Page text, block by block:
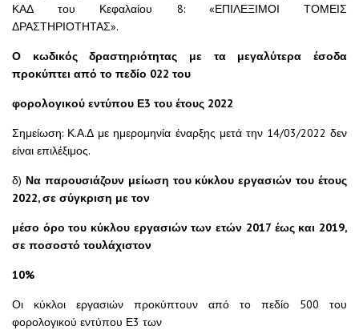
ΚΑΔ του Κεφαλαίου 8: «ΕΠΙΛΕΞΙΜΟΙ ΤΟΜΕΙΣ
ΔΡΑΣΤΗΡΙΟΤΗΤΑΣ».
Ο κωδικός δραστηριότητας με τα μεγαλύτερα έσοδα
προκύπτει από το πεδίο 022 του
φορολογικού εντύπου Ε3 του έτους 2022
Σημείωση: Κ.Α.Δ με ημερομηνία έναρξης μετά την 14/03/2022 δεν
είναι επιλέξιμος.
δ) Να παρουσιάζουν μείωση του κύκλου εργασιών του έτους
2022, σε σύγκριση με τον
μέσο όρο του κύκλου εργασιών των ετών 2017 έως και 2019,
σε ποσοστό τουλάχιστον
10%
Οι κύκλοι εργασιών προκύπτουν από το πεδίο 500 του
φορολογικού εντύπου Ε3 των